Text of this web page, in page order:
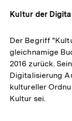
Kultur der
Der Begriff
gleichnamige
2016 zurück.
Digitalisierung
kultureller
Kultur sei.